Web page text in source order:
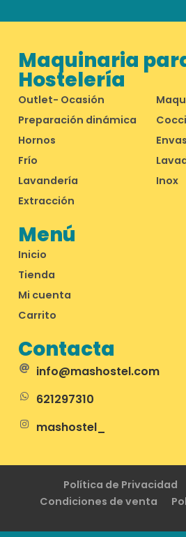
Menú
Inicio
Tienda
Mi cuenta
Carrito
Maquinaria
Hostelería
Outlet- Ocasión
Preparación dinámica
Hornos
Frío
Lavandería
Inox
Extracción
Contacta
info@mashostel.com
621297310
mashostel_
Política de Privacidad
Condiciones de venta